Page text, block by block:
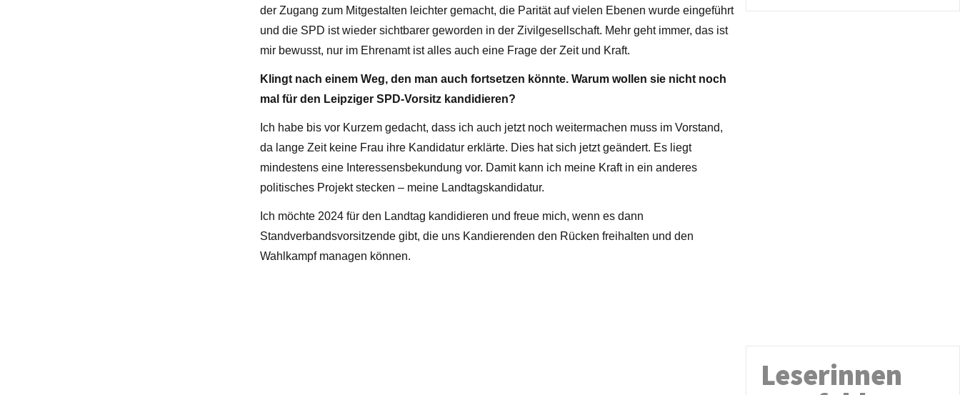
der Zugang zum Mitgestalten leichter gemacht, die Parität auf vielen Ebenen wurde eingeführt
und die SPD ist wieder sichtbarer geworden in der Zivilgesellschaft. Mehr geht immer, das ist
mir bewusst, nur im Ehrenamt ist alles auch eine Frage der Zeit und Kraft.
Klingt nach einem Weg, den man auch fortsetzen könnte. Warum wollen sie nicht noch
mal für den Leipziger SPD-Vorsitz kandidieren?
Ich habe bis vor Kurzem gedacht, dass ich auch jetzt noch weitermachen muss im Vorstand,
da lange Zeit keine Frau ihre Kandidatur erklärte. Dies hat sich jetzt geändert. Es liegt
mindestens eine Interessensbekundung vor. Damit kann ich meine Kraft in ein anderes
politisches Projekt stecken – meine Landtagskandidatur.
Ich möchte 2024 für den Landtag kandidieren und freue mich, wenn es dann
Standverbandsvorsitzende gibt, die uns Kandierenden den Rücken freihalten und den
Wahlkampf managen können.
Leserinnen